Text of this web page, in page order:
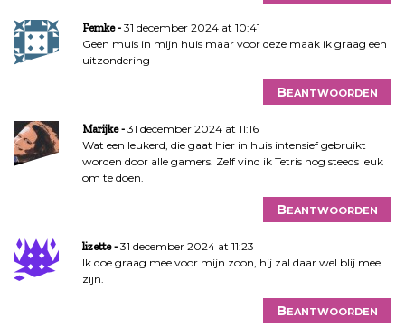
Femke
31 december 2024 at 10:41
Geen muis in mijn huis maar voor deze maak ik graag een
uitzondering
Beantwoorden
Marijke
31 december 2024 at 11:16
Wat een leukerd, die gaat hier in huis intensief gebruikt
worden door alle gamers. Zelf vind ik Tetris nog steeds leuk
om te doen.
Beantwoorden
lizette
31 december 2024 at 11:23
Ik doe graag mee voor mijn zoon, hij zal daar wel blij mee
zijn.
Beantwoorden